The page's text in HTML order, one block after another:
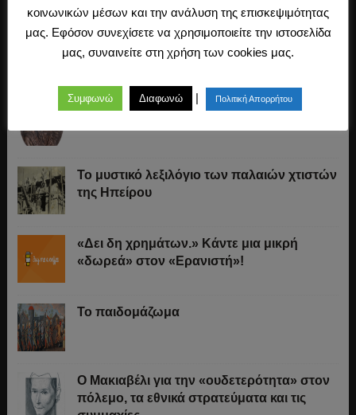
Ο Αριστοτέλης και το αδιάσπαστο της
ψυχής με το σώμα
Οι Τούρκοι στην Ευρώπη: Η δεύτερη
Το μυστικό λεξιλόγιο των παλαιών χτιστών
της Ηπείρου
«Δει δη χρημάτων.» Κάντε μια μικρή
«δωρεά» στον «Ερανιστή»!
Το παιδομάζωμα
O Μακιαβέλι για την «ουδετερότητα» στον
πόλεμο, τα εθνικά στρατεύματα και τις
κοινωνικών μέσων και την ανάλυση της επισκεψιμότητας
μας. Εφόσον συνεχίσετε να χρησιμοποιείτε την ιστοσελίδα
μας, συναινείτε στη χρήση των cookies μας.
Συμφωνώ Διαφωνώ | Πολιτική Απορρήτου